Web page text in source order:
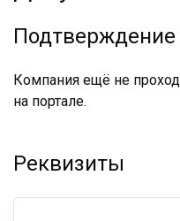
Подтверждение
Компания ещё не
на портале.
Реквизиты